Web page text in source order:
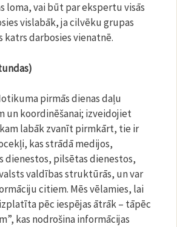
loma, vai būt par ekspertu visās
vislabāk, ja cilvēku grupas
katrs darbosies vienatnē.
pirmās dienas daļu
un koordinēšanai; izveidojiet
labāk zvanīt pirmkārt, tie ir
kas strādā medijos,
dienestos, pilsētas dienestos,
valdības struktūrās, un var
citiem. Mēs vēlamies, lai
pēc iespējas ātrāk – tāpēc
kas nodrošina informācijas